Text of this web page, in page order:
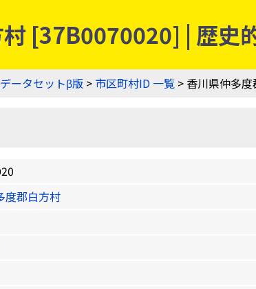
[37B0070020] | 歴史
ータセットβ版 > 市区町村ID 一覧 > 香川県仲多
度郡白方村